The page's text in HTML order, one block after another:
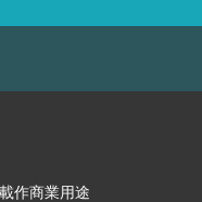
作商業用途